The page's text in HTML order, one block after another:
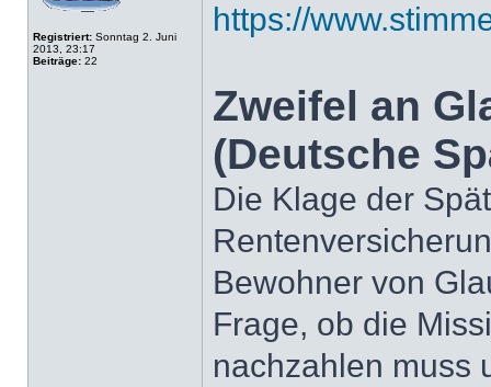
Registriert: Sonntag 2. Juni
2013, 23:17
Beiträge: 22
https://
Zweifel an
(Deutsche
Die Klage der
Bewohner von
Frage, ob die
nachzahlen muss